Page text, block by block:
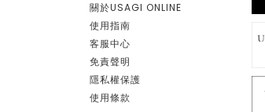
關於USAGI ONLINE
使用指南
客服中心
免責聲明
隱私權保護
使用條款